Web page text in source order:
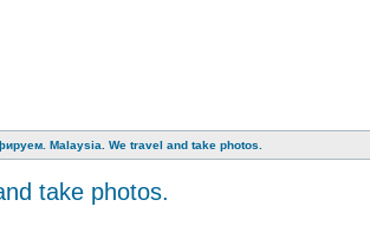
Malaysia. We travel and take photos.
take photos.